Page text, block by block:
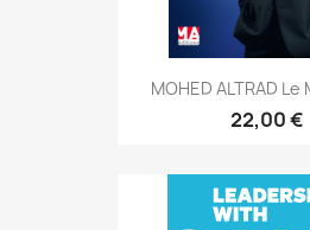
MOHED ALTRAD Le
22,00 €